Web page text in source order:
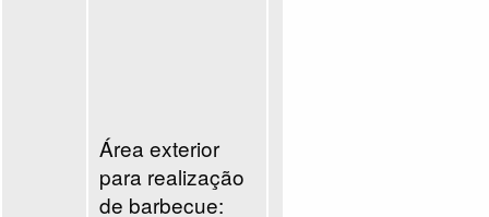
Área exterior
para realização
de barbecue: